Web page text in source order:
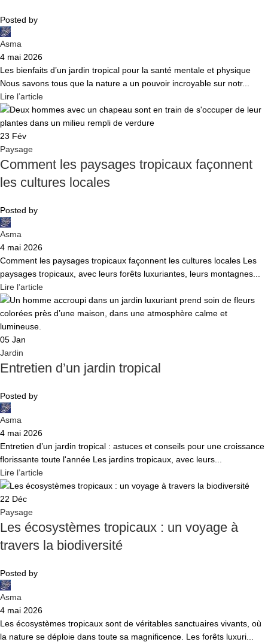
Posted by
Asma
4 mai 2026
Les bienfaits d’un jardin tropical pour la santé mentale et physique
Nous savons tous que la nature a un pouvoir incroyable sur notr...
Lire l’article
23 Fév
Paysage
Comment les paysages tropicaux façonnent
les cultures locales
Posted by
Asma
4 mai 2026
Comment les paysages tropicaux façonnent les cultures locales Les
paysages tropicaux, avec leurs forêts luxuriantes, leurs montagnes...
Lire l’article
05 Jan
Jardin
Entretien d’un jardin tropical
Posted by
Asma
4 mai 2026
Entretien d’un jardin tropical : astuces et conseils pour une croissance
florissante toute l'année Les jardins tropicaux, avec leurs...
Lire l’article
22 Déc
Paysage
Les écosystèmes tropicaux : un voyage à
travers la biodiversité
Posted by
Asma
4 mai 2026
Les écosystèmes tropicaux sont de véritables sanctuaires vivants, où
la nature se déploie dans toute sa magnificence. Les forêts luxuri...